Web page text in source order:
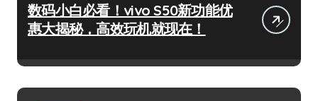
数码小白必看！vivo S50新功能优
惠大揭秘，高效玩机就现在！